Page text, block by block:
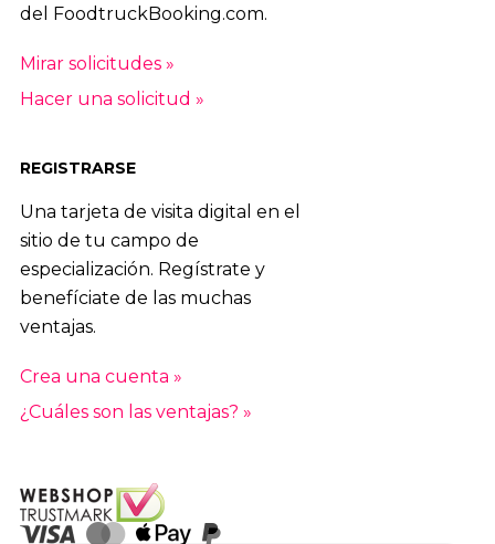
del FoodtruckBooking.com.
Mirar solicitudes »
Hacer una solicitud »
REGISTRARSE
Una tarjeta de visita digital en el
sitio de tu campo de
especialización. Regístrate y
benefíciate de las muchas
ventajas.
Crea una cuenta »
¿Cuáles son las ventajas? »